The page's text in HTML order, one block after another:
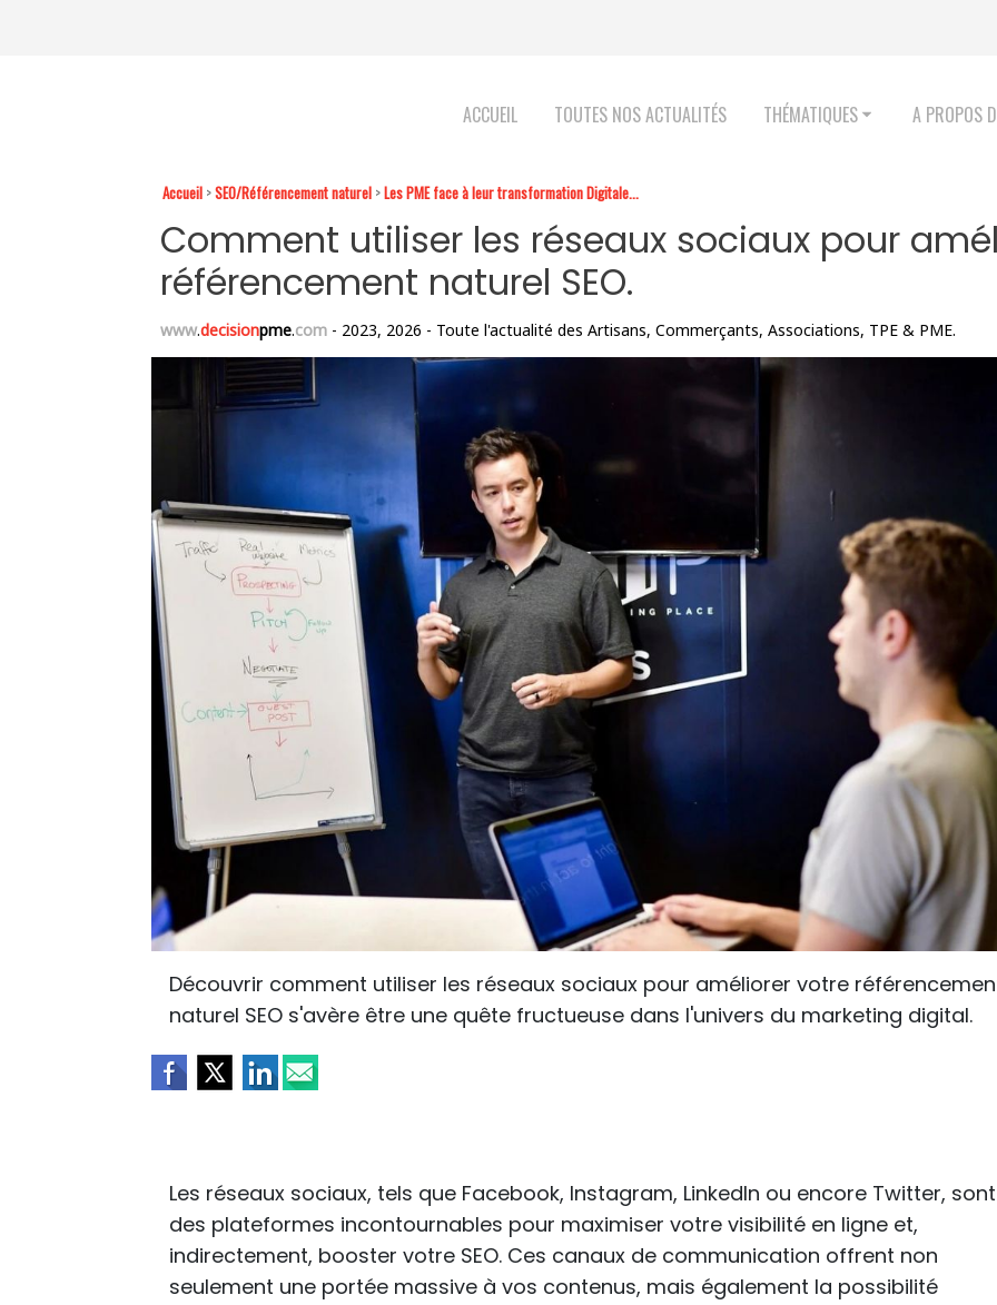
ACCUEIL TOUTES NOS ACTUALITÉS THÉMATIQUES A PROPOS
Accueil >SEO/Référencement naturel >Les PME face à leur transformation Digitale...
Comment utiliser les réseaux sociaux pour
référencement naturel SEO.
www.decisionpme.com - 2023, 2026 - Toute l'actualité des Artisans, Commerçants, Associations, TPE & PME.
Découvrir comment utiliser les réseaux sociaux pour améliorer votre
naturel SEO s'avère être une quête fructueuse dans l'univers du marketing digital.
Les réseaux sociaux, tels que Facebook, Instagram, LinkedIn ou encore Twitter, sont
des plateformes incontournables pour maximiser votre visibilité en ligne et,
indirectement, booster votre SEO. Ces canaux de communication offrent non
seulement une portée massive à vos contenus, mais également la possibilité